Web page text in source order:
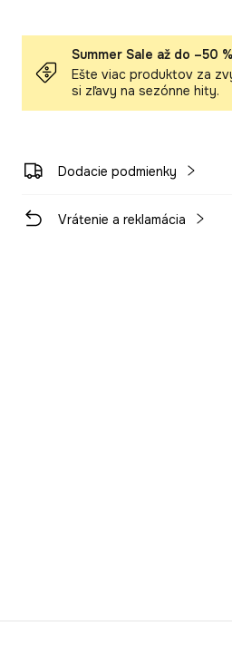
Summer Sale až do –50 %
Ešte viac produktov za
si zľavy na sezónne hity.
Dodacie podmienky
Vrátenie a reklamácia